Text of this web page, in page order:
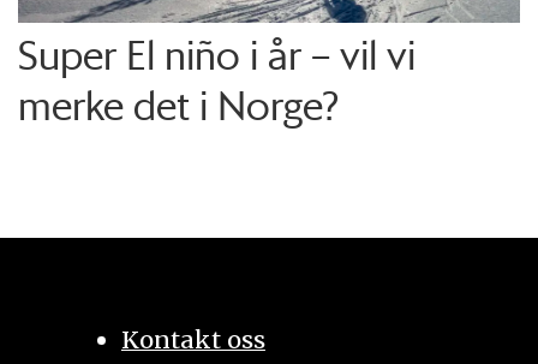
Super El niño i år – vil vi
merke det i Norge?
Kontakt oss